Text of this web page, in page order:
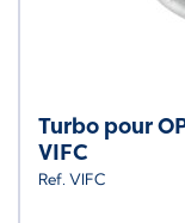
Turbo pour
VIFC
Ref. VIFC